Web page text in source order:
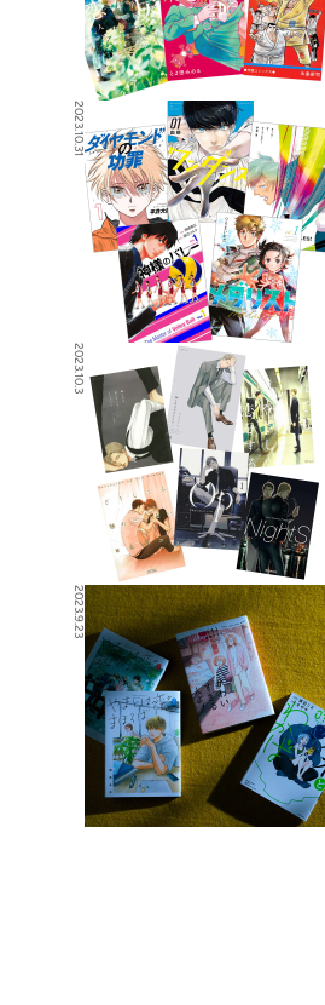
2023.10.31
2023.10.3
2023.9.23